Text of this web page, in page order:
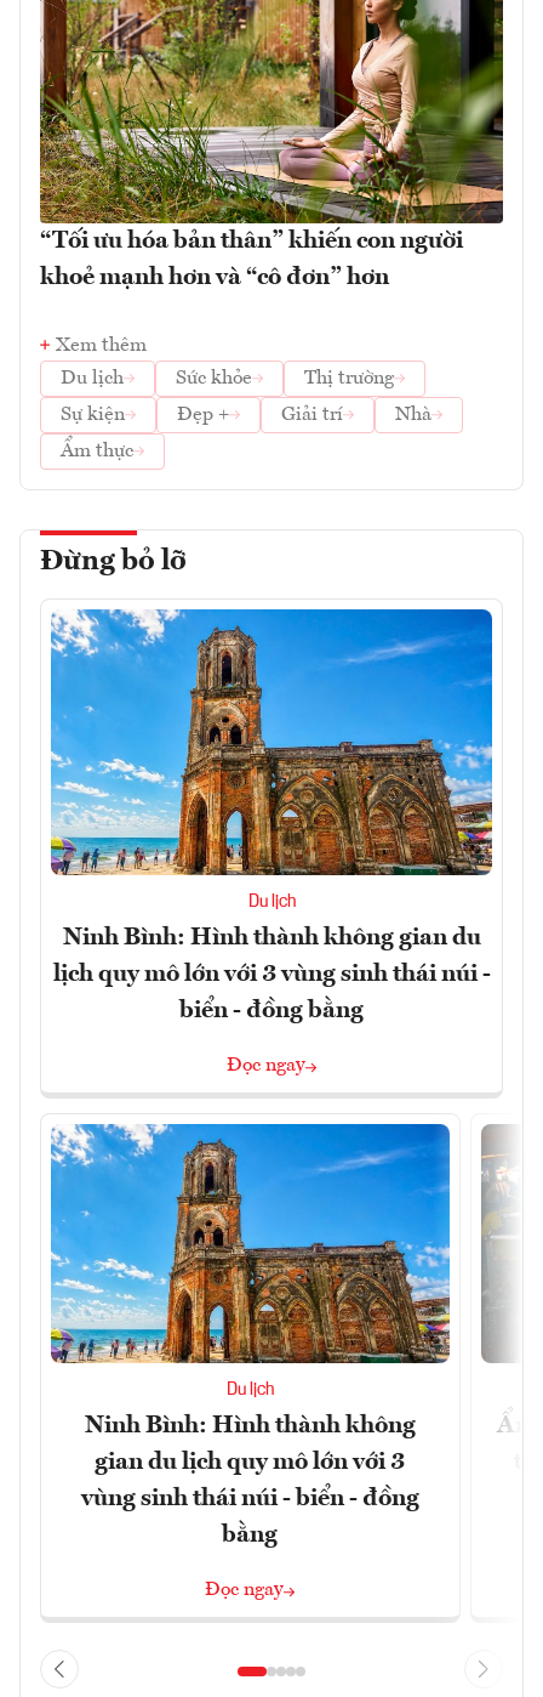
“Tối ưu hóa bản thân” khiến con người
khoẻ mạnh hơn và “cô đơn” hơn
Xem thêm
Du lịch
Sức khỏe
Thị trường
Sự kiện
Đẹp + Giải trí
Nhà
Ẩm thực
Đừng bỏ lỡ
Du lịch
Ninh Bình: Hình thành không gian du
lịch quy mô lớn với 3 vùng sinh thái núi -
biển - đồng bằng
Đọc ngay
Du lịch
Ninh Bình: Hình thành không
gian du lịch quy mô lớn với 3
vùng sinh thái núi - biển - đồng
bằng
Đọc ngay
Ẩm